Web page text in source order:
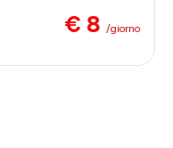
€ 8 /giorno